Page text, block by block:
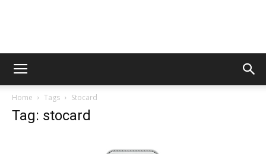
AppsTonic
Home Tags Stocard
Tag: stocard